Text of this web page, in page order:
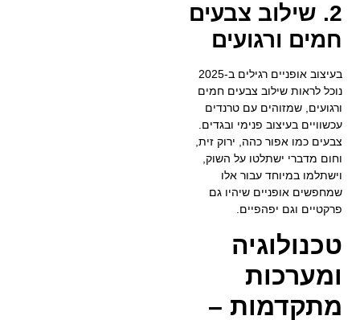
2. שילוב צבעים
חמים ורגועים
בעיצוב אופניים רגילים ב-2025
נוכל לראות שילוב צבעים חמים
ורגועים, שמזוהים עם טרנדים
עכשוויים בעיצוב פנימי ובגדים.
צבעים כמו אפור כהה, ירוק זית,
וחום מדברי ישתלטו על השוק,
וישתלמו במיוחד עבור אלו
שמחפשים אופניים שיהיו גם
פרקטיים וגם יפהפיים.
טכנולוגיה
ומערכות
מתקדמות –